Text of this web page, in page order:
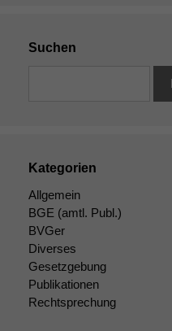
Suchen
Kategorien
Allgemein
BGE (amtl. Publ.)
BVGer
Diverses
Gesetzgebung
Publikationen
Rechtsprechung